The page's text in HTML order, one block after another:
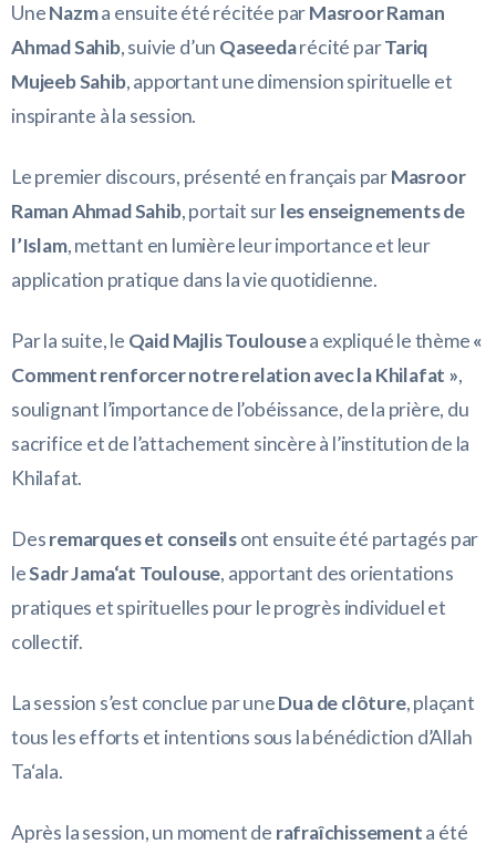
UneNazma ensuite été récitée parMasroor Raman
Ahmad Sahib, suivie d’un Qaseedarécité parTariq
Mujeeb Sahib, apportant une dimension spirituelle et
inspirante à la session.
Le premier discours, présenté en français parMasroor
Raman Ahmad Sahib, portait surles enseignements de
l’Islam, mettant en lumière leur importance et leur
application pratique dans la vie quotidienne.
Par la suite, le Qaid Majlis Toulousea expliqué le thème«
Comment renforcer notre relation avec la Khilafat »,
soulignant l’importance de l’obéissance, de la prière, du
sacrifice et de l’attachement sincère à l’institution de la
Khilafat.
Desremarques et conseilsont ensuite été partagés par
leSadr Jama‘at Toulouse, apportant des orientations
pratiques et spirituelles pour le progrès individuel et
collectif.
La session s’est conclue par uneDua de clôture, plaçant
tous les efforts et intentions sous la bénédiction d’Allah
Ta‘ala.
Après la session, un moment de rafraîchissementa été